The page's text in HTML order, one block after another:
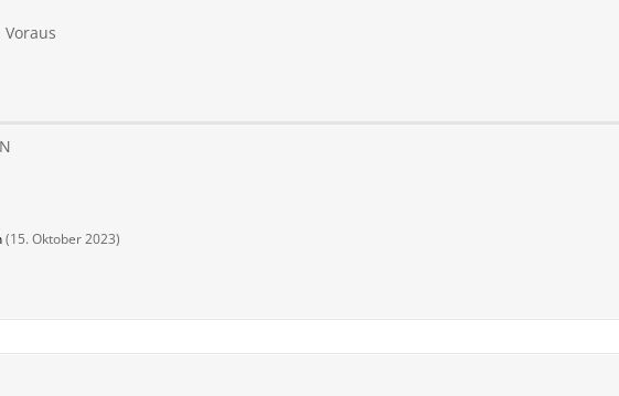
(15. Oktober 2023)